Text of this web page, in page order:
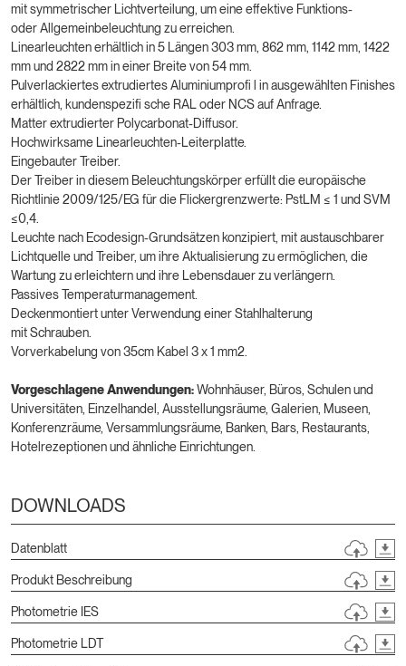
mit symmetrischer Lichtverteilung, um eine effektive Funktions-
oder Allgemeinbeleuchtung zu erreichen.
Linearleuchten erhältlich in 5 Längen 303 mm, 862 mm, 1142 mm, 1422
mm und 2822 mm in einer Breite von 54 mm.
Pulverlackiertes extrudiertes Aluminiumprofi l in ausgewählten Finishes
erhältlich, kundenspezifi sche RAL oder NCS auf Anfrage.
Matter extrudierter Polycarbonat-Diffusor.
Hochwirksame Linearleuchten-Leiterplatte.
Eingebauter Treiber.
Der Treiber in diesem Beleuchtungskörper erfüllt die europäische
Richtlinie 2009/125/EG für die Flickergrenzwerte: PstLM ≤ 1 und SVM
≤0,4.
Leuchte nach Ecodesign-Grundsätzen konzipiert, mit austauschbarer
Lichtquelle und Treiber, um ihre Aktualisierung zu ermöglichen, die
Wartung zu erleichtern und ihre Lebensdauer zu verlängern.
Passives Temperaturmanagement.
Deckenmontiert unter Verwendung einer Stahlhalterung
mit Schrauben.
Vorverkabelung von 35cm Kabel 3 x 1 mm2.
Vorgeschlagene Anwendungen:Wohnhäuser, Büros, Schulen und
Universitäten, Einzelhandel, Ausstellungsräume, Galerien, Museen,
Konferenzräume, Versammlungsräume, Banken, Bars, Restaurants,
Hotelrezeptionen und ähnliche Einrichtungen.
DOWNLOADS
Datenblatt
Produkt Beschreibung
Photometrie IES
Photometrie LDT